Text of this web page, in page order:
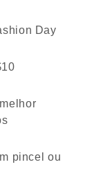
Day
pincel ou